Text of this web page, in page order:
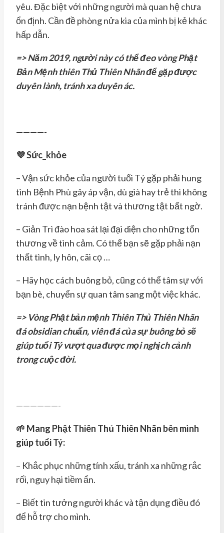
yêu. Đặc biệt với những người mà quan hệ chưa
ổn định. Cần đề phòng nửa kia của mình bị kẻ khác
hấp dẫn.
=> Năm 2019, người này có thể đeo vòng Phật
Bản Mệnh thiên Thủ Thiên Nhãn để gặp được
duyên lành, tránh xa duyên ác.
————-
💜 Sức_khỏe
– Vận sức khỏe của người tuổi Tý gặp phải hung
tinh Bệnh Phù gây áp vận, dù già hay trẻ thì không
tránh được nạn bệnh tật và thương tật bất ngờ.
– Giản Trì đào hoa sát lại đại diện cho những tổn
thương về tình cảm. Có thể bạn sẽ gặp phải nạn
thất tình, ly hôn, cãi cọ …
– Hãy học cách buông bỏ, cũng có thể tâm sự với
bạn bè, chuyển sự quan tâm sang một việc khác.
=> Vòng Phật bản mệnh Thiên Thủ Thiên Nhãn
đá obsidian chuẩn, viên đá của sự buông bỏ sẽ
giúp tuổi Tý vượt qua được mọi nghịch cảnh
trong cuộc đời.
——————-
🌱 Mang Phật Thiên Thủ Thiên Nhãn bên mình
giúp tuổi Tý:
– Khắc phục những tính xấu, tránh xa những rắc
rối, nguy hại tiềm ẩn.
– Biết tin tưởng người khác và tận dụng điều đó
để hỗ trợ cho mình.